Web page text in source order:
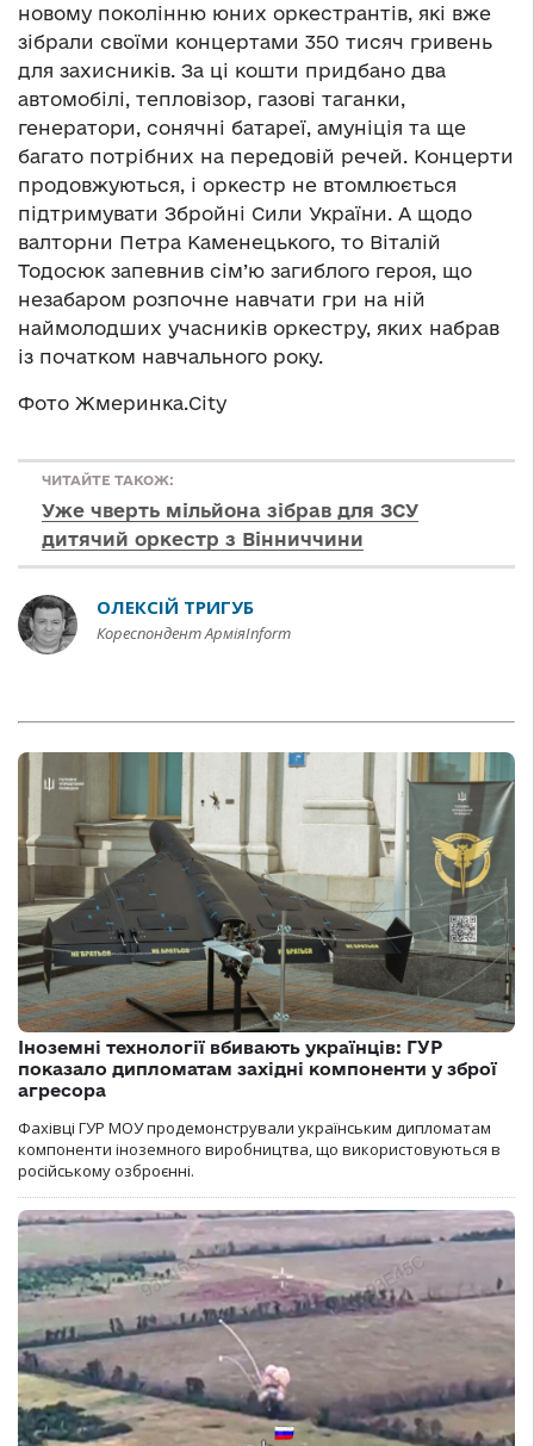
новому поколінню юних оркестрантів, які вже
зібрали своїми концертами 350 тисяч гривень
для захисників. За ці кошти придбано два
автомобілі, тепловізор, газові таганки,
генератори, сонячні батареї, амуніція та ще
багато потрібних на передовій речей. Концерти
продовжуються, і оркестр не втомлюється
підтримувати Збройні Сили України. А щодо
валторни Петра Каменецького, то Віталій
Тодосюк запевнив сім’ю загиблого героя, що
незабаром розпочне навчати гри на ній
наймолодших учасників оркестру, яких набрав
із початком навчального року.
Фото Жмеринка.City
ЧИТАЙТЕ ТАКОЖ:
Уже чверть мільйона зібрав для ЗСУ
дитячий оркестр з Вінниччини
ОЛЕКСІЙ ТРИГУБ
Кореспондент АрміяInform
Іноземні технології вбивають українців: ГУР
показало дипломатам західні компоненти у зброї
агресора
Фахівці ГУР МОУ продемонстрували українським дипломатам
компоненти іноземного виробництва, що використовуються в
російському озброєнні.